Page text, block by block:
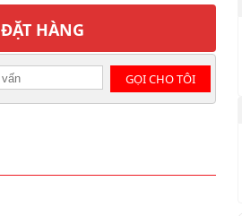
ĐẶT HÀNG
GỌI CHO TÔI